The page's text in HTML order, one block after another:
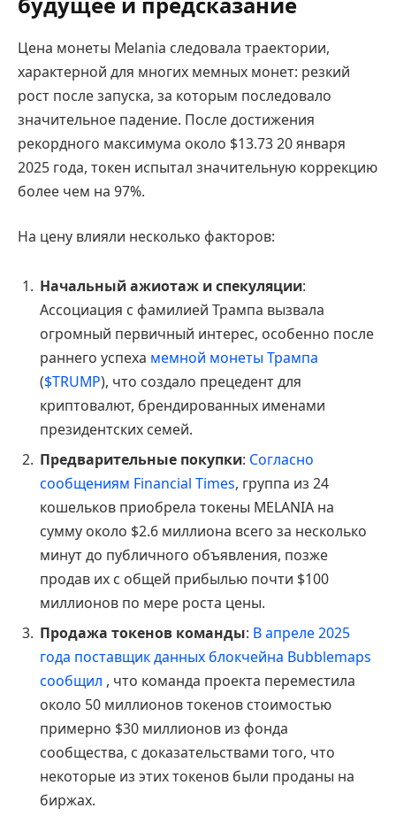
Цена монеты Melania следовала траектории,
характерной для многих мемных монет: резкий
рост после запуска, за которым последовало
значительное падение. После достижения
рекордного максимума около $13.73 20 января
2025 года, токен испытал значительную коррекцию
более чем на 97%.
На цену влияли несколько факторов:
Начальный ажиотаж и спекуляции:
Ассоциация с фамилией Трампа вызвала
огромный первичный интерес, особенно после
раннего успеха мемной монеты Трампа
($TRUMP), что создало прецедент для
криптовалют, брендированных именами
президентских семей.
Предварительные покупки: Согласно
сообщениям Financial Times, группа из 24
кошельков приобрела токены MELANIA на
сумму около $2.6 миллиона всего за несколько
минут до публичного объявления, позже
продав их с общей прибылью почти $100
миллионов по мере роста цены.
Продажа токенов команды: В апреле 2025
года поставщик данных блокчейна Bubblemaps
сообщил , что команда проекта переместила
около 50 миллионов токенов стоимостью
примерно $30 миллионов из фонда
сообщества, с доказательствами того, что
некоторые из этих токенов были проданы на
биржах.